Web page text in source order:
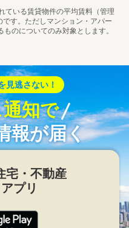
ている賃貸物件の平均賃料（管理
す。ただしマンション・アパー
のについてのみ対象とします。
見逃さない！
知で
報が届く
宅・不動産
アプリ